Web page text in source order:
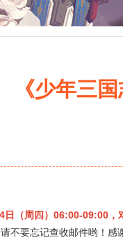
《少年三
日（周四）06:00-09:00，
不要忘记查收邮件哟！感